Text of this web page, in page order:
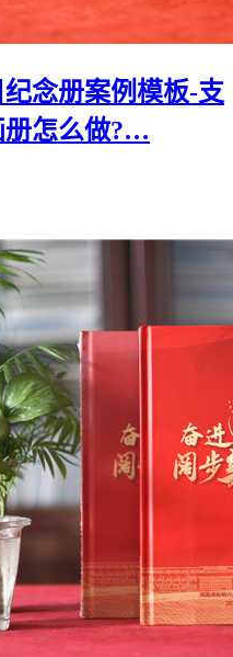
念册案例模板-支
册怎么做?…